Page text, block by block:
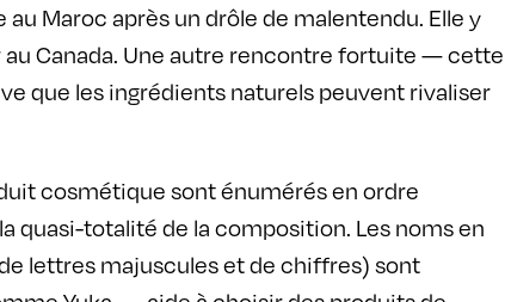
Maroc après un drôle de malentendu. Elle y
au Canada. Une autre rencontre fortuite — cette
que les ingrédients naturels peuvent rivaliser
cosmétique sont énumérés en ordre
quasi-totalité de la composition. Les noms en
lettres majuscules et de chiffres) sont